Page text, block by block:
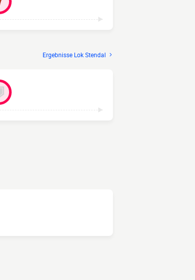
Ergebnisse Lok Stendal